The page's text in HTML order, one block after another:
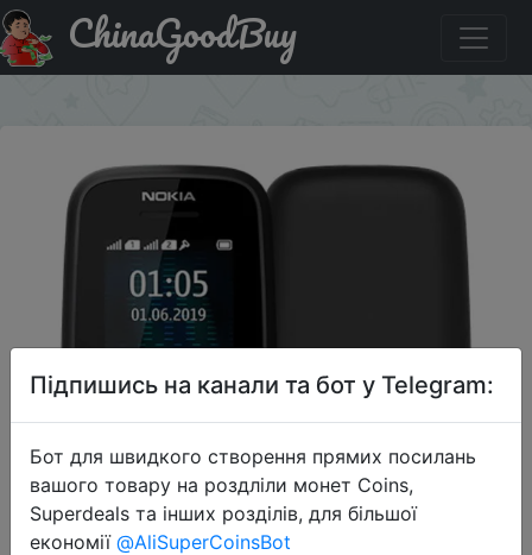
Знижка на Мобильный телефон Nokia 105 DS 2019 Black
ChinaGoodBuy
Підпишись на канали та бот у Telegram:
Бот для швидкого створення прямих посилань
вашого товару на роздліли монет Coins,
Superdeals та інших розділів, для більшої
економії @AliSuperCoinsBot